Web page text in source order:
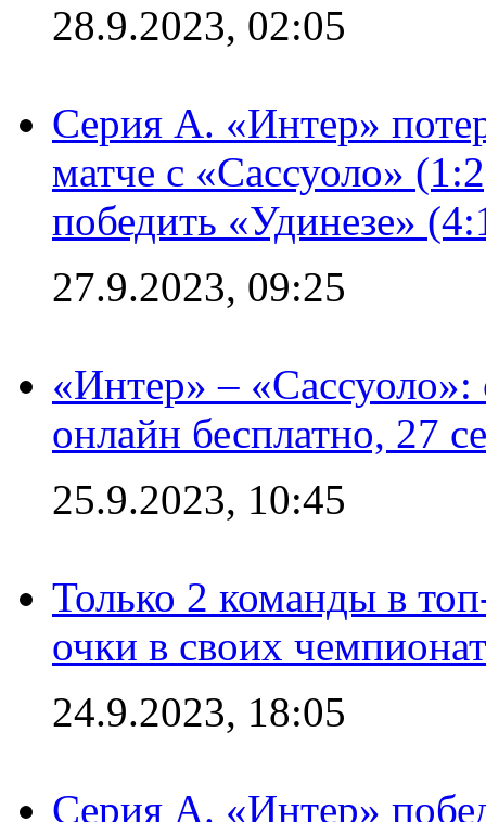
28.9.2023, 02:05
Серия А. «Интер»
матче с «Сассуоло»
победить «Удинезе»
27.9.2023, 09:25
«Интер» –
онлайн бесплатно, 27
25.9.2023, 10:45
Только 2 команды в
очки в своих
24.9.2023, 18:05
Серия А. «Интер»